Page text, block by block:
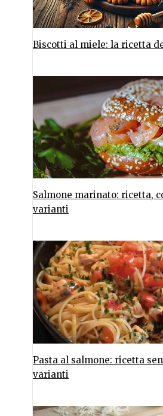
Biscotti al miele: la ricetta
Salmone marinato: ricetta,
varianti
Pasta al salmone: ricetta
varianti